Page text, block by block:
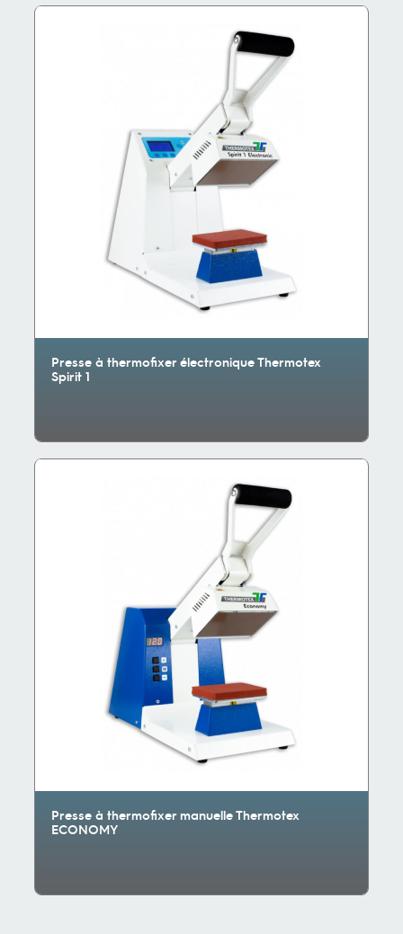
Presse à thermofixer électronique Thermotex
Spirit 1
Presse à thermofixer manuelle Thermotex
ECONOMY